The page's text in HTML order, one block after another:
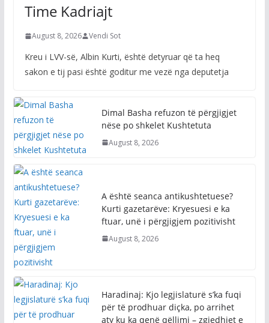
Time Kadriajt
August 8, 2026 Vendi Sot
Kreu i LVV-së, Albin Kurti, është detyruar që ta heq
sakon e tij pasi është goditur me vezë nga deputetja
Dimal Basha refuzon të përgjigjet
nëse po shkelet Kushtetuta
August 8, 2026
A është seanca antikushtetuese?
Kurti gazetarëve: Kryesuesi e ka
ftuar, unë i përgjigjem pozitivisht
August 8, 2026
Haradinaj: Kjo legjislaturë s’ka fuqi
për të prodhuar diçka, po arrihet
aty ku ka qenë qëllimi – zgjedhjet e